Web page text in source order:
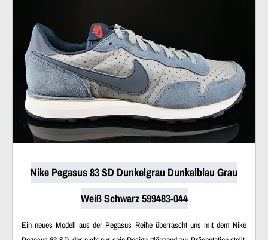
Nike Pegasus 83 SD Dunkelgrau Dunkelblau Grau
Weiß Schwarz 599483-044
Ein neues Modell aus der Pegasus Reihe überrascht uns mit dem Nike